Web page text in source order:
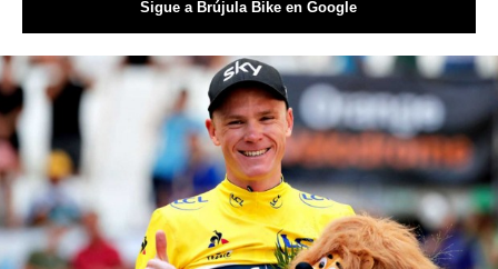
Sigue a Brújula Bike en Google